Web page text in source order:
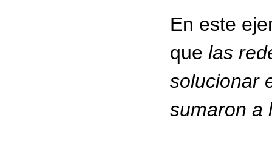
En este
que las
solucionar
sumaron a